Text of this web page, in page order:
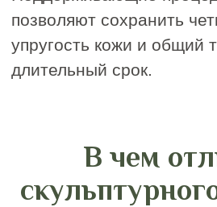
Абонементы для
регулярного ухода
Массаж лица, как и фитнес необходимо
посещать регулярно, чтобы увидеть
Купить абонемент